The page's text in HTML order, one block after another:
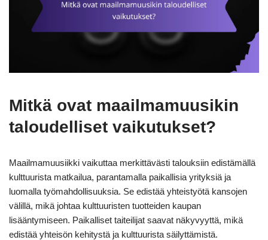
Mitkä ovat maailmamuusikin
taloudelliset vaikutukset?
Maailmamuusiikki vaikuttaa merkittävästi talouksiin edistämällä
kulttuurista matkailua, parantamalla paikallisia yrityksiä ja
luomalla työmahdollisuuksia. Se edistää yhteistyötä kansojen
välillä, mikä johtaa kulttuuristen tuotteiden kaupan
lisääntymiseen. Paikalliset taiteilijat saavat näkyvyyttä, mikä
edistää yhteisön kehitystä ja kulttuurista säilyttämistä.